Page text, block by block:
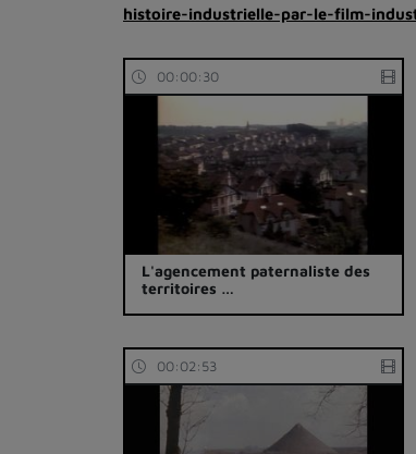
histoire-industrielle-par-le-film-
00:00:30
L'agencement paternaliste des
territoires …
00:02:53